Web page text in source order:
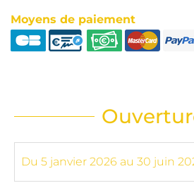
Moyens de paiement